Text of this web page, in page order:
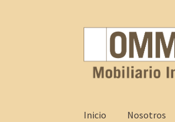
Inicio Nosotros